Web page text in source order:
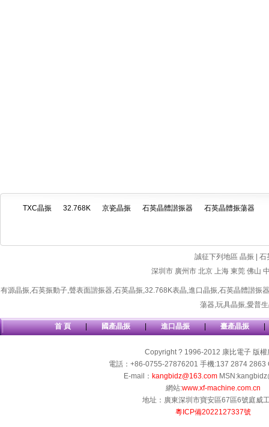
TXC晶振 32.768K 京瓷晶振 石英晶體諧振器 石英晶體振蕩器
誠征下列地區 晶振 |
深圳市 廣州市 北京 上海 東莞 佛山
有源晶振,石英振動子,聲表面諧振器,石英晶振,32.768K表晶,進口晶振,石英晶體諧振器
蕩器,玩具晶振,愛普
首 頁 | 國產晶振 | 進口晶振 | 臺產晶振 |
Copyright ? 1996-2012 康比電子 版權
電話：+86-0755-27876201 手機:137 2874 2863
E-mail： kangbidz@163.com
網站:www.xf-machine.com.cn
地址：廣東深圳市寶安區67區6號庭威
粵ICP備2022127337號